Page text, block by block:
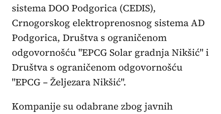
sistema DOO Podgorica (CEDIS),
Crnogorskog elektroprenosnog sistema AD
Podgorica, Društva s ograničenom
odgovornošću "EPCG Solar gradnja Nikšić" i
Društva s ograničenom odgovornošću
"EPCG – Željezara Nikšić".
Kompanije su odabrane zbog javnih